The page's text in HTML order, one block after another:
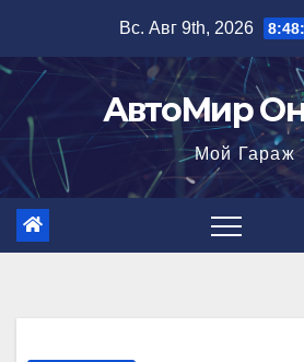
содержимому
Вс. Авг 9th, 2026
АвтоМир
Мой Гараж